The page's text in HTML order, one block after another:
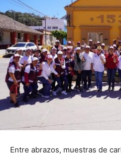
Entre abrazos, muestras de